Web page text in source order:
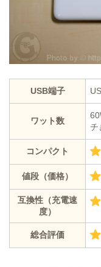
USB端子
ワット数
チ
コンパクト
値段（価格）
互換性（充電速
度）
総合評価